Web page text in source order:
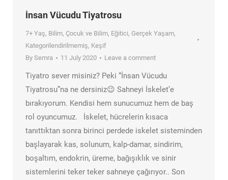
İnsan Vücudu Tiyatrosu
7+ Yaş, Bilim, Çocuk ve Bilim, Eğitici, Gerçek Yaşam,
Kategorilendirilmemiş, Keşif
By Semra 11 July 2020 Leave a comment
Tiyatro sever misiniz? Peki “İnsan Vücudu
Tiyatrosu”na ne dersiniz😉 Sahneyi İskelet’e
bırakıyorum. Kendisi hem sunucumuz hem de baş
rol oyuncumuz. İskelet, hücrelerin kısaca
tanıttıktan sonra birinci perdede iskelet sisteminden
başlayarak kas, solunum, kalp-damar, sindirim,
boşaltım, endokrin, üreme, bağışıklık ve sinir
sistemlerini teker teker sahneye çağırıyor.. Son